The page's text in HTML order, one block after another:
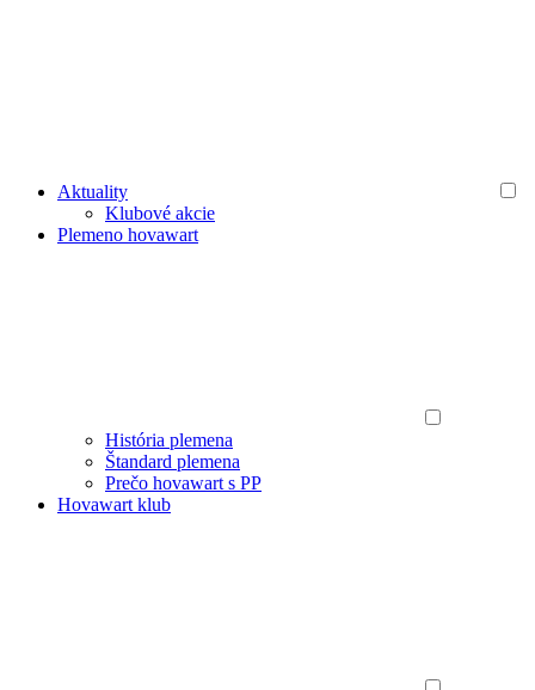
Aktuality
Klubové akcie
Plemeno hovawart
História plemena
Štandard plemena
Prečo hovawart s PP
Hovawart klub